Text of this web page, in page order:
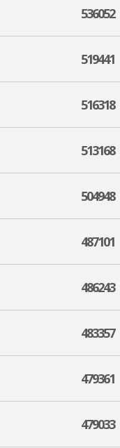
536052
519441
516318
513168
504948
487101
486243
483357
479361
479033